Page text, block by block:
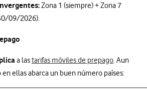
Zona 1 (siempre) + Zona 7
09/2026).
a lastarifas móviles de prepago. Aun
en ellas abarca un buen número países: